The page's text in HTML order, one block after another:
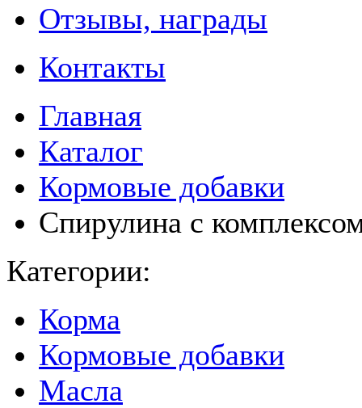
Отзывы, награды
Контакты
Главная
Каталог
Кормовые добавки
Спирулина с
Категории:
Корма
Кормовые добавки
Масла